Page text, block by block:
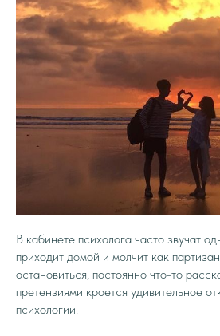
В кабинете психолога часто звучат
приходит домой и молчит как
остановиться, постоянно что-то
претензиями кроется удивительное
психологии.